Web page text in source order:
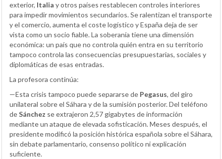
exterior, Italia y otros países restablecen controles interiores
para impedir movimientos secundarios. Se ralentizan el transporte
y el comercio, aumenta el coste logístico y España deja de ser
vista como un socio fiable. La soberanía tiene una dimensión
económica: un país que no controla quién entra en su territorio
tampoco controla las consecuencias presupuestarias, sociales y
diplomáticas de esas entradas.
La profesora continúa:
—Esta crisis tampoco puede separarse de Pegasus, del giro
unilateral sobre el Sáhara y de la sumisión posterior. Del teléfono
deSánchez se extrajeron 2,57 gigabytes de información
mediante un ataque de elevada sofisticación. Meses después, el
presidente modificó la posición histórica española sobre el Sáhara,
sin debate parlamentario, consenso político ni explicación
suficiente.